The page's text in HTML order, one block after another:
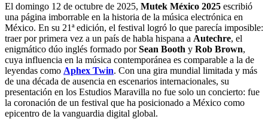
El domingo 12 de octubre de 2025, Mutek México 2025 escribió
una página imborrable en la historia de la música electrónica en
México. En su 21ª edición, el festival logró lo que parecía imposible:
traer por primera vez a un país de habla hispana a Autechre, el
enigmático dúo inglés formado porSean Booth y Rob Brown,
cuya influencia en la música contemporánea es comparable a la de
leyendas como Aphex Twin. Con una gira mundial limitada y más
de una década de ausencia en escenarios internacionales, su
presentación en los Estudios Maravilla no fue solo un concierto: fue
la coronación de un festival que ha posicionado a México como
epicentro de la vanguardia digital global.